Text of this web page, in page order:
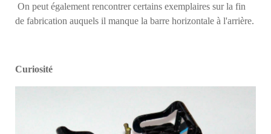
On peut également rencontrer certains exemplaires sur la fin
de fabrication auquels il manque la barre horizontale à l'arrière.
Curiosité